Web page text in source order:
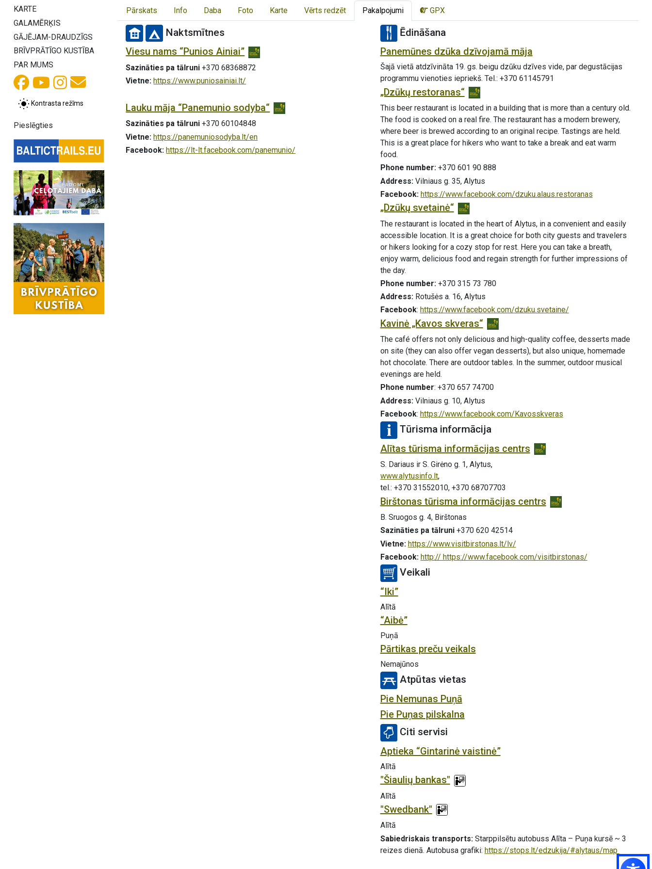
KARTE
GALAMĒRĶIS
GĀJĒJAM-DRAUDZĪGS
BRĪVPRĀTĪGO KUSTĪBA
PAR MUMS
Kontrasta režīms
Pieslēgties
Pārskats Info Daba Foto Karte Vērts redzēt Pakalpojumi GPX
Naktsmītnes
Viesu nams “Punios Ainiai”
Sazināties pa tālruni +370 68368872
Vietne: https://www.puniosainiai.lt/
Lauku māja “Panemunio sodyba“
Sazināties pa tālruni +370 60104848
Vietne: https://panemuniosodyba.lt/en
Facebook: https://lt-lt.facebook.com/panemunio/
Ēdināšana
Panemūnes dzūka dzīvojamā māja
Šajā vietā atdzīvināta 19. gs. beigu dzūku dzīves vide, par degustācijas
programmu vienoties iepriekš. Tel.: +370 61145791
„Dzūkų restoranas“
This beer restaurant is located in a building that is more than a century old.
The food is cooked on a real fire. The restaurant has a modern brewery,
where beer is brewed according to an original recipe. Tastings are held.
This is a great place for hikers who want to take a break and eat warm
food.
Phone number: +370 601 90 888
Address: Vilniaus g. 35, Alytus
Facebook: https://www.facebook.com/dzuku.alaus.restoranas
„Dzūkų svetainė“
The restaurant is located in the heart of Alytus, in a convenient and easily
accessible location. It is a great choice for both city guests and travelers
or hikers looking for a cozy stop for rest. Here you can take a breath,
enjoy warm, delicious food and regain strength for further impressions of
the day.
Phone number:+370 315 73 780
Address: Rotušės a. 16, Alytus
Facebook: https://www.facebook.com/dzuku.svetaine/
Kavinė „Kavos skveras“
The café offers not only delicious and high-quality coffee, desserts made
on site (they can also offer vegan desserts), but also unique, homemade
hot chocolate. There are outdoor tables. In the summer, outdoor musical
evenings are held.
Phone number: +370 657 74700
Address: Vilniaus g. 10, Alytus
Facebook: https://www.facebook.com/Kavosskveras
Tūrisma informācija
Alītas tūrisma informācijas centrs
S. Dariaus ir S. Girėno g. 1, Alytus,
www.alytusinfo.lt,
tel.: +370 31552010, +370 68707703
Birštonas tūrisma informācijas centrs
B. Sruogos g. 4, Birštonas
Sazināties pa tālruni+370 620 42514
Vietne: https://www.visitbirstonas.lt/lv/
Facebook: http:// https://www.facebook.com/visitbirstonas/
Veikali
“Iki”
Alītā
“Aibė”
Puņā
Pārtikas preču veikals
Nemajūnos
Atpūtas vietas
Pie Nemunas Puņā
Pie Puņas pilskalna
Citi servisi
Aptieka “Gintarinė vaistinė”
Alītā
"Šiaulių bankas"
Alītā
"Swedbank"
Alītā
Sabiedriskais transports:Starppilsētu autobuss Alīta – Puņa kursē ~ 3
reizes dienā. Autobusa grafiki: https://stops.lt/edzukija/#alytaus/map